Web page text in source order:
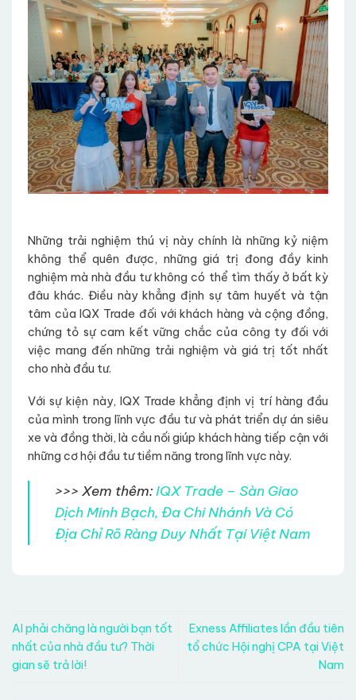
Những trải nghiệm thú vị này chính là những kỷ niệm
không thể quên được, những giá trị đong đầy kinh
nghiệm mà nhà đầu tư không có thể tìm thấy ở bất kỳ
đâu khác. Điều này khẳng định sự tâm huyết và tận
tâm của IQX Trade đối với khách hàng và cộng đồng,
chứng tỏ sự cam kết vững chắc của công ty đối với
việc mang đến những trải nghiệm và giá trị tốt nhất
cho nhà đầu tư.
Với sự kiện này, IQX Trade khẳng định vị trí hàng đầu
của mình trong lĩnh vực đầu tư và phát triển dự án siêu
xe và đồng thời, là cầu nối giúp khách hàng tiếp cận với
những cơ hội đầu tư tiềm năng trong lĩnh vực này.
>>> Xem thêm:IQX Trade – Sàn Giao
Dịch Minh Bạch, Đa Chi Nhánh Và Có
Địa Chỉ Rõ Ràng Duy Nhất Tại Việt Nam
AI phải chăng là người bạn tốt
nhất của nhà đầu tư? Thời
gian sẽ trả lời!
Exness Affiliates lần đầu tiên
tổ chức Hội nghị CPA tại Việt
Nam